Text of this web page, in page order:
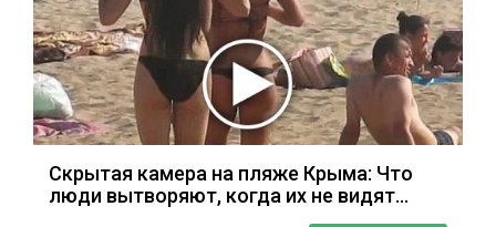
Скрытая камера на пляже Крыма: Что
люди вытворяют, когда их не видят...